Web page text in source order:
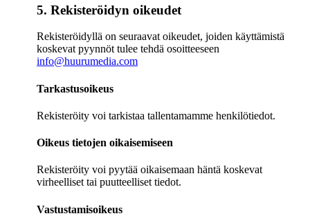
5. Rekisteröidyn oikeudet
Rekisteröidyllä on seuraavat oikeudet, joiden käyttämistä
koskevat pyynnöt tulee tehdä osoitteeseen
info@huurumedia.com
Tarkastusoikeus
Rekisteröity voi tarkistaa tallentamamme henkilötiedot.
Oikeus tietojen oikaisemiseen
Rekisteröity voi pyytää oikaisemaan häntä koskevat
virheelliset tai puutteelliset tiedot.
Vastustamisoikeus